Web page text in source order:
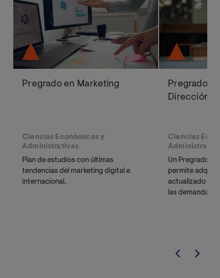
Pregrado en Marketing
Ciencias Económicas y
Administrativas
Plan de estudios con últimas
tendencias del marketing digital e
internacional.
Pregrado
Dirección
Ciencias
Un Pregrado
permite
actualizado y
las demandas